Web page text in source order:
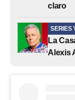
claro
SERIES
La
Alexis